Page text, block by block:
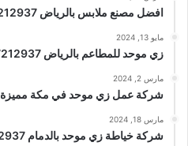
افضل مصنع ملابس بالرياض 0597212937
مايو 13, 2024
زي موحد للمطاعم بالرياض 0597212937
مارس 2, 2024
شركة عمل زي موحد في مكة مميزة 0597212937
مارس 18, 2024
شركة خياطة زي موحد بالدمام 0597212937